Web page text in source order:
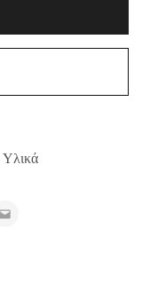
Υλικά